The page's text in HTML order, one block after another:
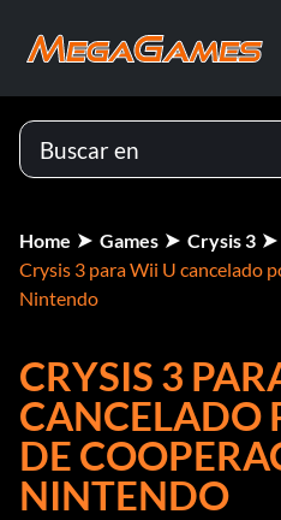
Home Games Crysis 3
Crysis 3 para Wii U cancelado
Nintendo
CRYSIS 3
CANCELADO
DE
NINTENDO